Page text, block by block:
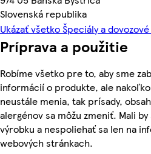
Slovenská republika
Ukázať všetko Špeciály a
Príprava a použitie
Robíme všetko pre to, aby sme
informácií o produkte, ale
neustále menia, tak prísady,
alergénov sa môžu zmeniť. Mali
výrobku a nespoliehať sa len na
webových stránkach.